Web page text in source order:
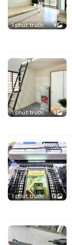
1 phút trước 9
1 phút trước 5
1 phút trước 12